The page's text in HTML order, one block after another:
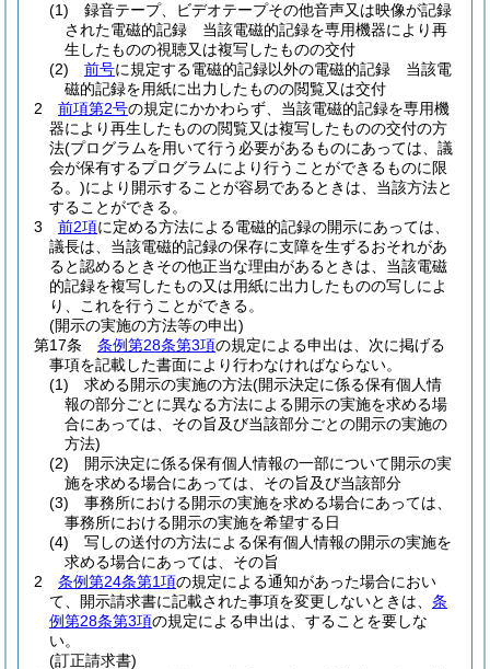
(1)
録音テープ、ビデオテープその他音声又は映像が記録
された電磁的記録 当該電磁的記録を専用機器により再
生したものの視聴又は複写したものの交付
(2)
前号に規定する電磁的記録以外の電磁的記録 当該電
磁的記録を用紙に出力したものの閲覧又は交付
2
前項第2号の規定にかかわらず、当該電磁的記録を専用機
器により再生したものの閲覧又は複写したものの交付の方
法(プログラムを用いて行う必要があるものにあっては、議
会が保有するプログラムにより行うことができるものに限
る。)により開示することが容易であるときは、当該方法と
することができる。
3
前2項に定める方法による電磁的記録の開示にあっては、
議長は、当該電磁的記録の保存に支障を生ずるおそれがあ
ると認めるときその他正当な理由があるときは、当該電磁
的記録を複写したもの又は用紙に出力したものの写しによ
り、これを行うことができる。
(開示の実施の方法等の申出)
第17条
条例第28条第3項の規定による申出は、次に掲げる
事項を記載した書面により行わなければならない。
(1)
求める開示の実施の方法(開示決定に係る保有個人情
報の部分ごとに異なる方法による開示の実施を求める場
合にあっては、その旨及び当該部分ごとの開示の実施の
方法)
(2)
開示決定に係る保有個人情報の一部について開示の実
施を求める場合にあっては、その旨及び当該部分
(3)
事務所における開示の実施を求める場合にあっては、
事務所における開示の実施を希望する日
(4)
写しの送付の方法による保有個人情報の開示の実施を
求める場合にあっては、その旨
2
条例第24条第1項の規定による通知があった場合におい
て、開示請求書に記載された事項を変更しないときは、 条
例第28条第3項の規定による申出は、することを要しな
い。
(訂正請求書)